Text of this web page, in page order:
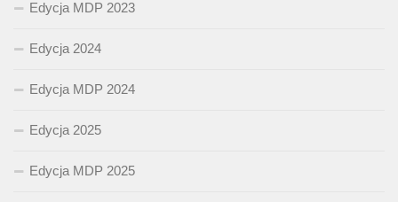
Edycja MDP 2023
Edycja 2024
Edycja MDP 2024
Edycja 2025
Edycja MDP 2025